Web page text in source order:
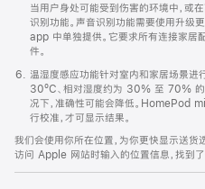
当用户身处可能受到伤害的环境中，或
识别功能。声音识别功能需要使用升级
app 中单独提供。它要求所有连接家
件。
温湿度感应功能针对室内和家居场景进
30ºC、相对湿度约为 30% 至 70% 的
况下，准确性可能会降低。HomePod
行校准，才可显示结果。
我们会使用你所在位置，为你更快显示送货
访问 Apple 网站时输入的位置信息，找到了